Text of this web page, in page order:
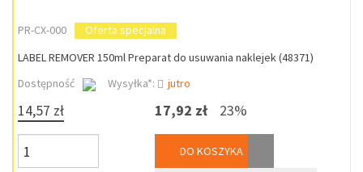
PR-CX-000
Oferta specjalna
LABEL REMOVER 150ml Preparat do usuwania naklejek (48371)
Dostępność
Wysyłka*: jutro
14,57 zł 17,92 zł 23%
DO KOSZYKA